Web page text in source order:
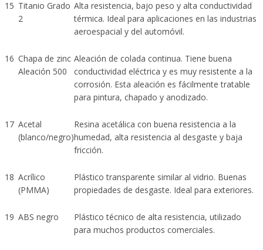
15 Titanio Grado
2
Alta resistencia, bajo peso y alta conductividad
térmica. Ideal para aplicaciones en las industrias
aeroespacial y del automóvil.
16 Chapa de zinc
Aleación 500
Aleación de colada continua. Tiene buena
conductividad eléctrica y es muy resistente a la
corrosión. Esta aleación es fácilmente tratable
para pintura, chapado y anodizado.
17 Acetal
(blanco/negro)
Resina acetálica con buena resistencia a la
humedad, alta resistencia al desgaste y baja
fricción.
18 Acrílico
(PMMA)
Plástico transparente similar al vidrio. Buenas
propiedades de desgaste. Ideal para exteriores.
19 ABS negro
Plástico técnico de alta resistencia, utilizado
para muchos productos comerciales.